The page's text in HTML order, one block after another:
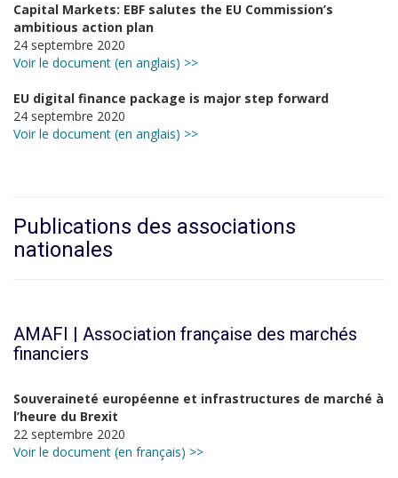
Capital Markets: EBF salutes the EU Commission’s
ambitious action plan
24 septembre 2020
Voir le document (en anglais) >>
EU digital finance package is major step forward
24 septembre 2020
Voir le document (en anglais) >>
Publications des associations
nationales
AMAFI | Association française des marchés
financiers
Souveraineté européenne et infrastructures de marché à
l’heure du Brexit
22 septembre 2020
Voir le document (en français) >>